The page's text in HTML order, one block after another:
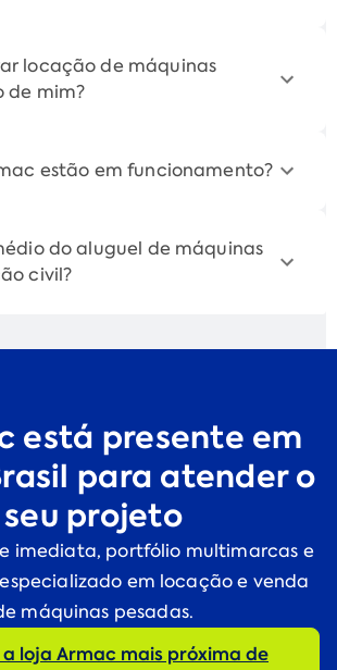
locação de máquinas
de mim?
estão em funcionamento?
do aluguel de máquinas
civil?
está presente em
para atender o
seu projeto
imediata, portfólio multimarcas e
em locação e venda
máquinas pesadas.
loja Armac mais próxima de